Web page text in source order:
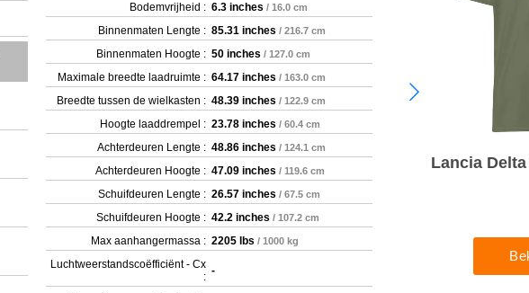
Bodemvrijheid : 6.3 inches / 16.0 cm
Binnenmaten Lengte : 85.31 inches / 216.7 cm
Binnenmaten Hoogte : 50 inches / 127.0 cm
Maximale breedte laadruimte : 64.17 inches / 163.0 cm
Breedte tussen de wielkasten : 48.39 inches / 122.9 cm
Hoogte laaddrempel : 23.78 inches / 60.4 cm
Achterdeuren Lengte : 48.86 inches / 124.1 cm
Achterdeuren Hoogte : 47.09 inches / 119.6 cm
Schuifdeuren Lengte : 26.57 inches / 67.5 cm
Schuifdeuren Hoogte : 42.2 inches / 107.2 cm
Max aanhangermassa : 2205 lbs / 1000 kg
Luchtweerstandscoëfficiënt - Cx
: -